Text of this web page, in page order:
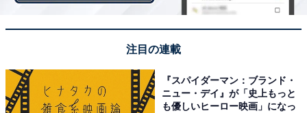
注目の連載
『スパイダーマン：ブランド・
ニュー・デイ』が「史上もっと
も優しいヒーロー映画」になっ